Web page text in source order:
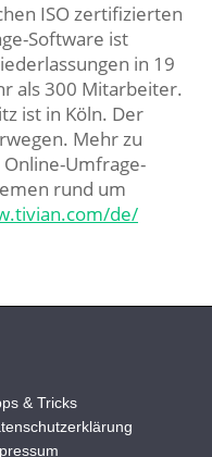
ISO zertifizierten
Software ist
in 19
als 300 Mitarbeiter.
ist in Köln. Der
Mehr zu
Umfrage-
rund um
de/
& Tricks